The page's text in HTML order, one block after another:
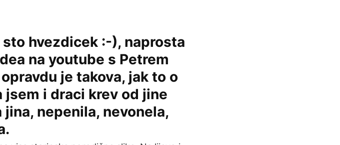
sto hvezdicek :-), naprosta
na youtube s Petrem
je takova, jak to o
jsem i draci krev od jine
nepenila, nevonela,